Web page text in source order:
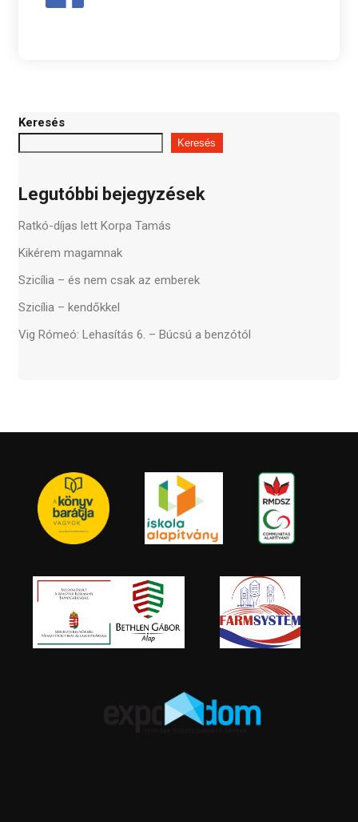
Keresés
Keresés
Legutóbbi bejegyzések
Ratkó-díjas lett Korpa Tamás
Kikérem magamnak
Szicília – és nem csak az emberek
Szicília – kendőkkel
Vig Rómeó: Lehasítás 6. – Búcsú a benzótól